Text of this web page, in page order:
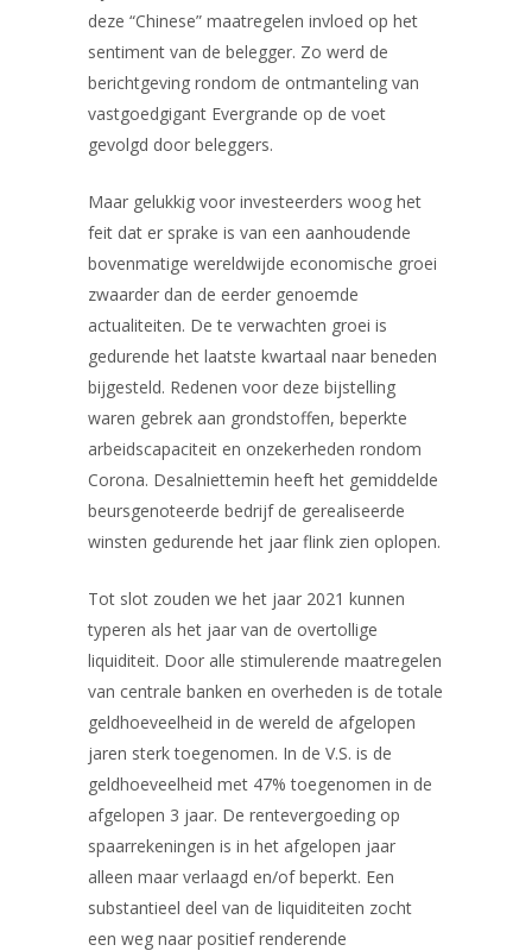
deze “Chinese” maatregelen invloed op het
sentiment van de belegger. Zo werd de
berichtgeving rondom de ontmanteling van
vastgoedgigant Evergrande op de voet
gevolgd door beleggers.
Maar gelukkig voor investeerders woog het
feit dat er sprake is van een aanhoudende
bovenmatige wereldwijde economische groei
zwaarder dan de eerder genoemde
actualiteiten. De te verwachten groei is
gedurende het laatste kwartaal naar beneden
bijgesteld. Redenen voor deze bijstelling
waren gebrek aan grondstoffen, beperkte
arbeidscapaciteit en onzekerheden rondom
Corona. Desalniettemin heeft het gemiddelde
beursgenoteerde bedrijf de gerealiseerde
winsten gedurende het jaar flink zien oplopen.
Tot slot zouden we het jaar 2021 kunnen
typeren als het jaar van de overtollige
liquiditeit. Door alle stimulerende maatregelen
van centrale banken en overheden is de totale
geldhoeveelheid in de wereld de afgelopen
jaren sterk toegenomen. In de V.S. is de
geldhoeveelheid met 47% toegenomen in de
afgelopen 3 jaar. De rentevergoeding op
spaarrekeningen is in het afgelopen jaar
alleen maar verlaagd en/of beperkt. Een
substantieel deel van de liquiditeiten zocht
een weg naar positief renderende